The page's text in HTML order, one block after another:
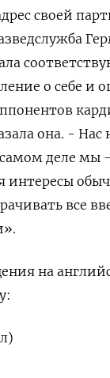
своей
о ‌себе и
она. -
деле мы
интересы
все
на